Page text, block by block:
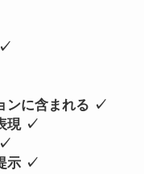
✓
ンに含まれる ✓
現 ✓
✓
示 ✓